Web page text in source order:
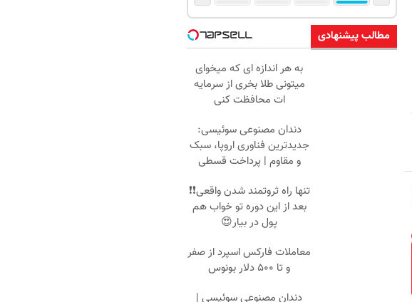
مطالب پیشنهادی
به هر اندازه ای که میخوای
میتونی طلا بخری از سرمایه
ات محافظت کنی
دندان مصنوعی سوئیسی:
جدیدترین فناوری اروپا، سبک
و مقاوم | پرداخت قسطی
تنها راه ثروتمند شدن واقعی❗❗
بعد از این دوره تو خواب هم
پول در بیار😍
معاملات فارکس اسپرد از صفر
و تا ۵۰۰ دلار بونوس
دندان مصنوعی سوئیسی |